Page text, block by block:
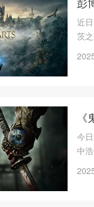
近
茨
今
中